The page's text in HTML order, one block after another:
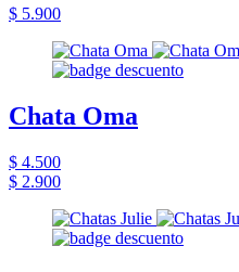
$ 5.900
Chata Oma
$ 4.500
$ 2.900